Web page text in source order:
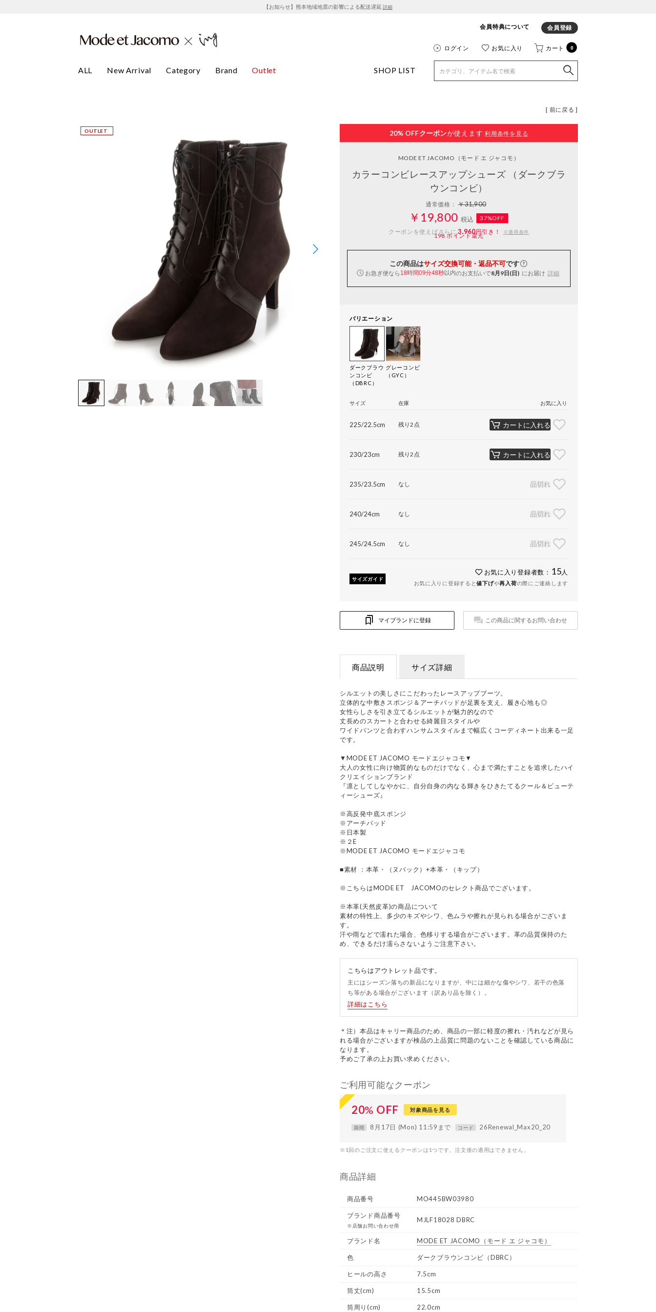
【お知らせ】熊本地域地震の影響による配送遅延 詳細
会員特典について 会員登録
ログイン お気に入り カート 0
ALL New Arrival Category Brand Outlet SHOP LIST
[ 前に戻る ]
20% OFFクーポンが使えます 利用条件を見る
MODE ET JACOMO （モード エ ジャコモ）
カラーコンビレースアップシューズ （ダークブラ
ウンコンビ）
通常価格：￥31,900
￥19,800 税込
37%OFF
クーポンを使えばさらに3,960円引き！ ※適用条件
198ポイント還元
この商品はサイズ交換可能・返品不可です
お急ぎ便なら 18時間09分47秒以内のお支払いで8月9日(日) にお届け 詳細
バリエーション
ダークブラウ
ンコンビ
（DBRC）
グレーコンビ
（GYC）
サイズ 在庫 お気に入り
225/22.5cm 残り2点 カートに入れる
230/23cm 残り2点 カートに入れる
235/23.5cm なし 品切れ
240/24cm なし 品切れ
245/24.5cm なし 品切れ
サイズガイド
お気に入り登録者数： 15 人
お気に入りに登録すると値下げや再入荷の際にご連絡します
マイブランドに登録 この商品に関するお問い合わせ
商品説明 サイズ詳細
シルエットの美しさにこだわったレースアップブーツ。
立体的な中敷きスポンジ＆アーチパッドが足裏を支え、履き心地も◎
女性らしさを引き立てるシルエットが魅力的なので
丈長めのスカートと合わせる綺麗目スタイルや
ワイドパンツと合わすハンサムスタイルまで幅広くコーディネート出来る一足
です。
▼MODE ET JACOMO モードエジャコモ▼
大人の女性に向け物質的なものだけでなく、心まで満たすことを追求したハイ
クリエイションブランド
『凛としてしなやかに、自分自身の内なる輝きをひきたてるクール＆ビューテ
ィーシューズ』
※高反発中底スポンジ
※アーチパッド
※日本製
※２E
※MODE ET JACOMO モードエジャコモ
■素材 ：本革・（ヌバック）+本革・（キップ）
※こちらはMODE ET JACOMOのセレクト商品でございます。
※本革(天然皮革)の商品について
素材の特性上、多少のキズやシワ、色ムラや擦れが見られる場合がございま
す。
汗や雨などで濡れた場合、色移りする場合がございます。革の品質保持のた
め、できるだけ濡らさないようご注意下さい。
こちらはアウトレット品です。
主にはシーズン落ちの新品になりますが、中には細かな傷やシワ、若干の色落
ち等がある場合がございます（訳あり品を除く）。
詳細はこちら
＊注）本品はキャリー商品のため、商品の一部に軽度の擦れ・汚れなどが見ら
れる場合がございますが検品の上品質に問題のないことを確認している商品に
なります。
予めご了承の上お買い求めください。
ご利用可能なクーポン
20% OFF 対象商品を見る
期間 8月17日 (Mon) 11:59まで コード 26Renewal_Max20_20
※1回のご注文に使えるクーポンは1つです。注文後の適用はできません。
商品詳細
商品番号 MO445BW03980
ブランド商品番号
※店舗お問い合わせ用
MJLF18028 DBRC
ブランド名 MODE ET JACOMO （モード エ ジャコモ）
色 ダークブラウンコンビ（DBRC）
ヒールの高さ 7.5cm
筒丈(cm) 15.5cm
筒周り(cm) 22.0cm